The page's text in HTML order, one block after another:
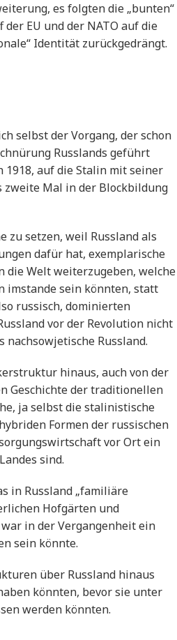
es folgten die „bunten“
EU und der NATO auf die
Identität zurückgedrängt.
selbst der Vorgang, der schon
Russlands geführt
1918, auf die Stalin mit seiner
zweite Mal in der Blockbildung
zu setzen, weil Russland als
dafür hat, exemplarische
die Welt weiterzugeben, welche
imstande sein könnten, statt
russisch, dominierten
vor der Revolution nicht
Russland.
hinaus, auch von der
Geschichte der traditionellen
ja selbst die stalinistische
Formen der russischen
vor Ort ein
sind.
in Russland „familiäre
Hofgärten und
in der Vergangenheit ein
sein könnte.
über Russland hinaus
könnten, bevor sie unter
werden könnten.